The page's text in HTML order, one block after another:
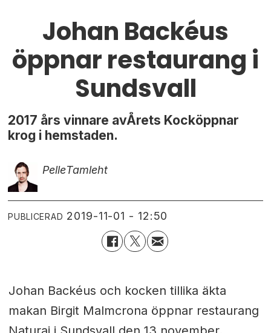
Johan Backéus
öppnar restaurang i
Sundsvall
2017 års vinnare avÅrets Kocköppnar
krog i hemstaden.
PelleTamleht
PUBLICERAD 2019-11-01 - 12:50
Johan Backéus och kocken tillika äkta
makan Birgit Malmcrona öppnar restaurang